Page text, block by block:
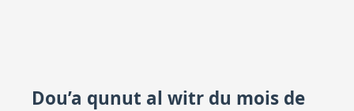
Dou’a qunut al witr du mois de